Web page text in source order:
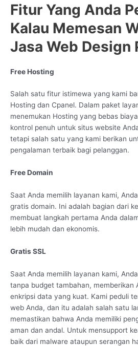
Fitur Yang Anda
Kalau Memesan
Jasa Web Design
Free Hosting
Salah satu fitur istimewa yang kami
Hosting dan Cpanel. Dalam paket
menemukan Hosting yang bebas
kontrol penuh untuk situs website
tetapi salah satu yang kami berikan
pengalaman terbaik bagi pelanggan.
Free Domain
Saat Anda memilih layanan kami,
gratis domain. Ini adalah bagian dari
membuat langkah pertama Anda
lebih mudah dan ekonomis.
Gratis SSL
Saat Anda memilih layanan kami,
tanpa budget tambahan, memberikan
enkripsi data yang kuat. Kami peduli
web Anda, dan itu adalah salah satu
memastikan bahwa Anda memiliki
aman dan andal. Untuk mensupport
baik dari malware ataupun serangan